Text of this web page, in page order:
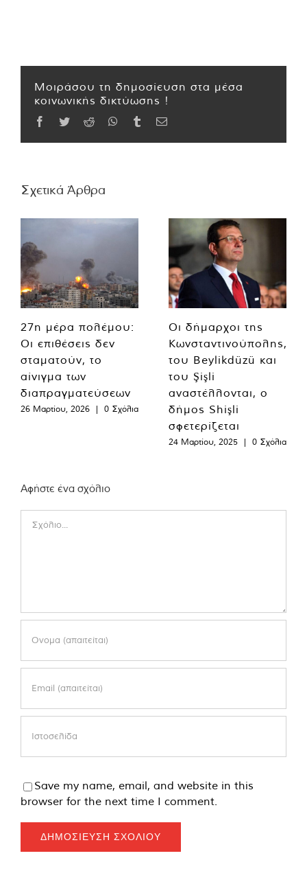
Μοιράσου τη δημοσίευση στα μέσα
κοινωνικής δικτύωσης !
Facebook
TwitterReddit WhatsApp
TumblrEmail
Σχετικά Άρθρα
27η μέρα πολέμου:
Οι επιθέσεις δεν
σταματούν, το
αίνιγμα των
διαπραγματεύσεων
26 Μαρτίου, 2026 | 0 Σχόλια
Οι δήμαρχοι της
Κωνσταντινούπολης,
του Beylikdüzü και
του Şişli
αναστέλλονται, ο
δήμος Shişli
σφετερίζεται
24 Μαρτίου, 2025 | 0 Σχόλια
Αφήστε ένα σχόλιο
Save my name, email, and website in this
browser for the next time I comment.